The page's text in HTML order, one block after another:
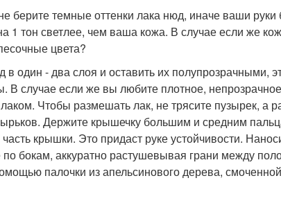
берите темные оттенки лака нюд, иначе ваши руки
1 тон светлее, чем ваша кожа. В случае если же
цвета?
в один - два слоя и оставить их полупрозрачными,
В случае если же вы любите плотное,
Чтобы размешать лак, не трясите пузырек, а
Держите крышечку большим и средним
крышки. Это придаст руке устойчивости.
бокам, аккуратно растушевывая грани между
палочки из апельсинового дерева,